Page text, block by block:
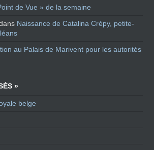
de Vue » de la semaine
Naissance de Catalina Crépy, petite-
au Palais de Marivent pour les autorités
»
belge